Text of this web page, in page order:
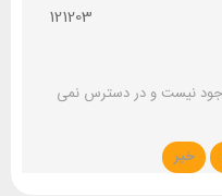
121203
نیست و در دسترس نمی
خیر